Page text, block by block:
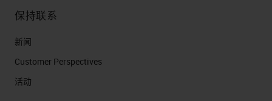
保持联系
新闻
Customer Perspectives​
活动